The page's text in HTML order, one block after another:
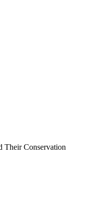
Their Conservation